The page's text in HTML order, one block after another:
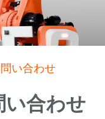
い合わせ
合わせ